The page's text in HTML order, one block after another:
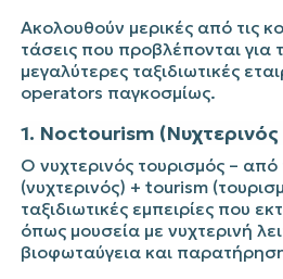
Ακολουθούν μερικές από τις
τάσεις που προβλέπονται για
μεγαλύτερες ταξιδιωτικές
operators παγκοσμίως.
1. Noctourism
Ο νυχτερινός τουρισμός –
(νυχτερινός) + tourism
ταξιδιωτικές εμπειρίες που
όπως μουσεία με νυχτερινή
βιοφωταύγεια και